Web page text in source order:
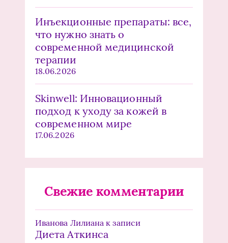
Инъекционные препараты: все,
что нужно знать о
современной медицинской
терапии
18.06.2026
Skinwell: Инновационный
подход к уходу за кожей в
современном мире
17.06.2026
Свежие комментарии
Иванова Лилиана к записи
Диета Аткинса